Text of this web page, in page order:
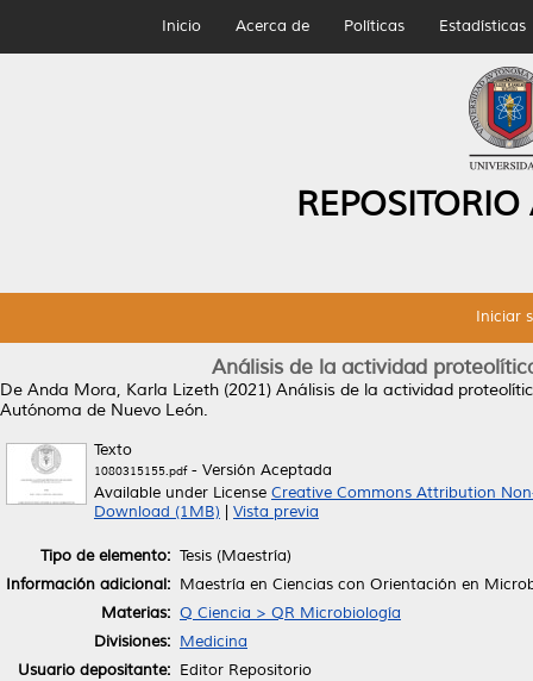
Inicio Acerca de Políticas Estadísticas
Iniciar
Análisis de la actividad
De Anda Mora, Karla Lizeth (2021) Análisis de la actividad
Autónoma de Nuevo León.
Texto
1080315155.pdf- Versión Aceptada
Available under License Creative Commons Attribution
Download (1MB)
Vista previa
Tipo de elemento: Tesis (Maestría)
Información adicional: Maestría en Ciencias con Orientación en
Materias: Q Ciencia > QR Microbiología
Divisiones: Medicina
Usuario depositante: Editor Repositorio